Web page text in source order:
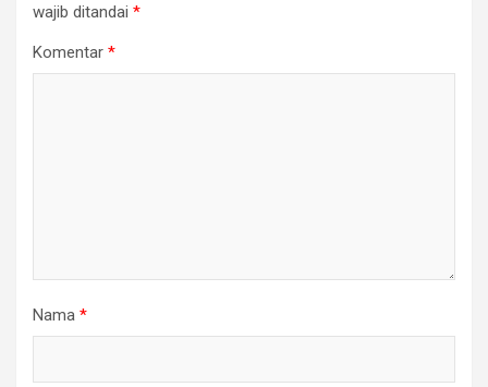
wajib ditandai *
Komentar *
Nama *